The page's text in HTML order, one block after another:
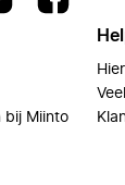
bij Miinto